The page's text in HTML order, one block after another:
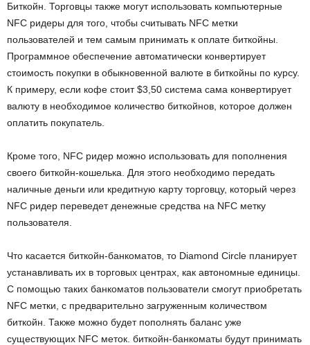
Биткойн. Торговцы также могут использовать компьютерные
NFC ридеры для того, чтобы считывать NFC метки
пользователей и тем самым принимать к оплате биткойны.
Программное обеспечение автоматически конвертирует
стоимость покупки в обыкновенной валюте в биткойны по курсу.
К примеру, если кофе стоит $3,50 система сама конвертирует
валюту в необходимое количество биткойнов, которое должен
оплатить покупатель.
Кроме того, NFC ридер можно использовать для пополнения
своего биткойн-кошелька. Для этого необходимо передать
наличные деньги или кредитную карту торговцу, который через
NFC ридер переведет денежные средства на NFC метку
пользователя.
Что касается биткойн-банкоматов, то Diamond Circle планирует
устанавливать их в торговых центрах, как автономные единицы.
С помощью таких банкоматов пользователи смогут приобретать
NFC метки, с предварительно загруженным количеством
биткойн. Также можно будет пополнять баланс уже
существующих NFC меток. биткойн-банкоматы будут принимать